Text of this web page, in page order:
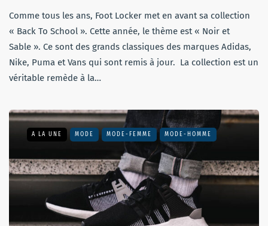
Comme tous les ans, Foot Locker met en avant sa collection
« Back To School ». Cette année, le thème est « Noir et
Sable ». Ce sont des grands classiques des marques Adidas,
Nike, Puma et Vans qui sont remis à jour. La collection est un
véritable remède à la…
A LA UNE MODE MODE-FEMME MODE-HOMME